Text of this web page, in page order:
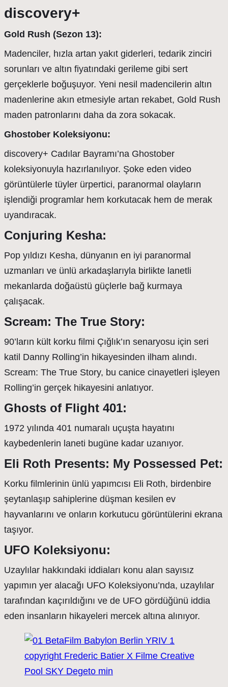
discovery+
Gold Rush (Sezon 13):
Madenciler, hızla artan yakıt giderleri, tedarik zinciri
sorunları ve altın fiyatındaki gerileme gibi sert
gerçeklerle boğuşuyor. Yeni nesil madencilerin altın
madenlerine akın etmesiyle artan rekabet, Gold Rush
maden patronlarını daha da zora sokacak.
Ghostober Koleksiyonu:
discovery+ Cadılar Bayramı’na Ghostober
koleksiyonuyla hazırlanılıyor. Şoke eden video
görüntülerle tüyler ürpertici, paranormal olayların
işlendiği programlar hem korkutacak hem de merak
uyandıracak.
Conjuring Kesha:
Pop yıldızı Kesha, dünyanın en iyi paranormal
uzmanları ve ünlü arkadaşlarıyla birlikte lanetli
mekanlarda doğaüstü güçlerle bağ kurmaya
çalışacak.
Scream: The True Story:
90’ların kült korku filmi Çığlık’ın senaryosu için seri
katil Danny Rolling’in hikayesinden ilham alındı.
Scream: The True Story, bu canice cinayetleri işleyen
Rolling’in gerçek hikayesini anlatıyor.
Ghosts of Flight 401:
1972 yılında 401 numaralı uçuşta hayatını
kaybedenlerin laneti bugüne kadar uzanıyor.
Eli Roth Presents: My Possessed Pet:
Korku filmlerinin ünlü yapımcısı Eli Roth, birdenbire
şeytanlaşıp sahiplerine düşman kesilen ev
hayvanlarını ve onların korkutucu görüntülerini ekrana
taşıyor.
UFO Koleksiyonu:
Uzaylılar hakkındaki iddiaları konu alan sayısız
yapımın yer alacağı UFO Koleksiyonu’nda, uzaylılar
tarafından kaçırıldığını ve de UFO gördüğünü iddia
eden insanların hikayeleri mercek altına alınıyor.